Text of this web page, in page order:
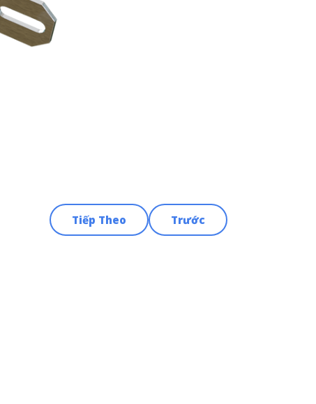
Trước
Tiếp Theo